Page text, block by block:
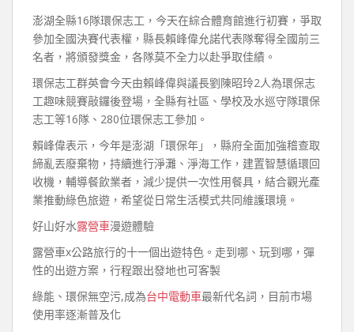
澎湖全縣16隊環保志工，今天在綜合體育館進行初賽，爭取
參加全國決賽代表權，縣長賴峰偉允諾代表隊奪得全國前三
名者，將頒發獎金，各隊莫不全力以赴爭取佳績。
環保志工群英會今天由賴峰偉與議長劉陳昭玲2人為環保志
工趣味競賽敲鑼後登場，全縣有社區、學校及水巡守隊環保
志工等16隊、280位環保志工參加。
賴峰偉表示，今年是澎湖「環保年」，縣府全面加強稽查取
締亂丟廢棄物，持續進行淨灘、淨海工作，建置智慧循環回
收機，輔導餐飲業者，減少提供一次性用餐具，結合觀光產
業推動綠色旅遊，希望從日常生活模式共同維護環境。
好山好水露營車漫遊體驗
露營車x公路旅行的十一個出遊特色。走到哪、玩到哪，彈
性的出遊方案，行程跟出發地也可客製
綠能、環保無空污,成為台中電動車最新代名詞，目前市場
使用率逐漸普及化